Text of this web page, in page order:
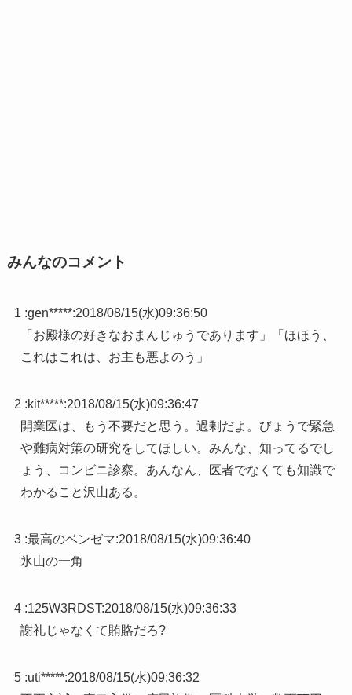
みんなのコメント
1 :gen*****:2018/08/15(水)09:36:50
「お殿様の好きなおまんじゅうであります」「ほほう、
これはこれは、お主も悪よのう」
2 :kit*****:2018/08/15(水)09:36:47
開業医は、もう不要だと思う。過剰だよ。びょうで緊急
や難病対策の研究をしてほしい。みんな、知ってるでし
ょう、コンビニ診察。あんなん、医者でなくても知識で
わかること沢山ある。
3 :最高のベンゼマ:2018/08/15(水)09:36:40
氷山の一角
4 :125W3RDST:2018/08/15(水)09:36:33
謝礼じゃなくて賄賂だろ?
5 :uti*****:2018/08/15(水)09:36:32